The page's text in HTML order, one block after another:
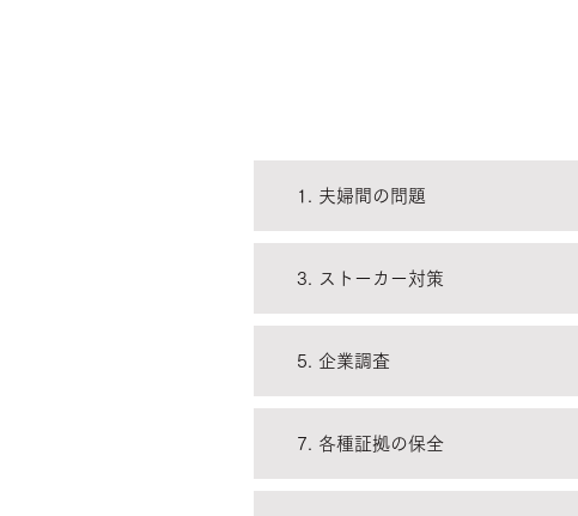
1. 夫婦間の問題
3. ストーカー対策
5. 企業調査
7. 各種証拠の保全